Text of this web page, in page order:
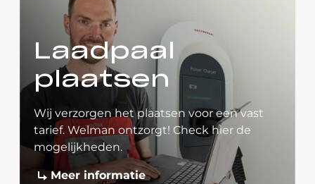
Laadpaal
plaatsen
Wij verzorgen het plaatsen voor een vast
tarief. Welman ontzorgt! Check hier de
mogelijkheden.
Meer informatie